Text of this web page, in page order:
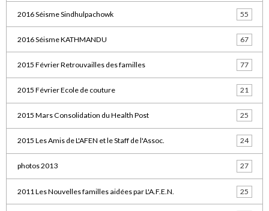
2016 Séisme Sindhulpachowk 55
2016 Séisme KATHMANDU 67
2015 Février Retrouvailles des familles 77
2015 Février Ecole de couture 21
2015 Mars Consolidation du Health Post 25
2015 Les Amis de L'AFEN et le Staff de l'Assoc. 24
photos 2013 27
2011 Les Nouvelles familles aidées par L'A.F.E.N. 25